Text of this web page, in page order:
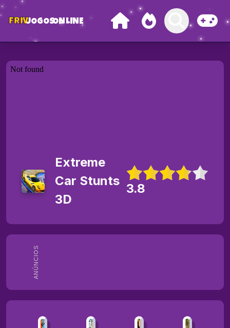
FRIVJOGOSONLINE
ANÚNCIOS
Extreme
Car Stunts
3D
3.8